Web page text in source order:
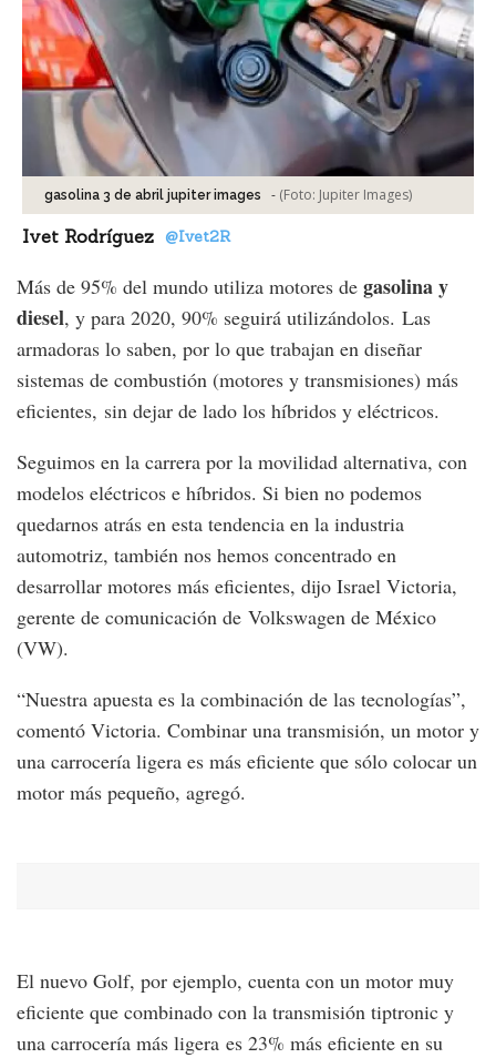
gasolina 3 de abril jupiter images - (Foto: Jupiter Images)
Ivet Rodríguez @Ivet2R
Más de 95% del mundo utiliza motores de gasolina y
diesel, y para 2020, 90% seguirá utilizándolos. Las
armadoras lo saben, por lo que trabajan en diseñar
sistemas de combustión (motores y transmisiones) más
eficientes, sin dejar de lado los híbridos y eléctricos.
Seguimos en la carrera por la movilidad alternativa, con
modelos eléctricos e híbridos. Si bien no podemos
quedarnos atrás en esta tendencia en la industria
automotriz, también nos hemos concentrado en
desarrollar motores más eficientes, dijo Israel Victoria,
gerente de comunicación de Volkswagen de México
(VW).
“Nuestra apuesta es la combinación de las tecnologías”,
comentó Victoria. Combinar una transmisión, un motor y
una carrocería ligera es más eficiente que sólo colocar un
motor más pequeño, agregó.
El nuevo Golf, por ejemplo, cuenta con un motor muy
eficiente que combinado con la transmisión tiptronic y
una carrocería más ligera es 23% más eficiente en su